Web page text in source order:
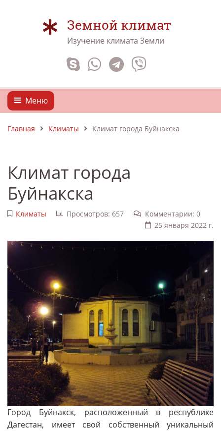
Земной климат
Изучение климата Земли
Меню
Главная Климаты Климат города Буйнакска
Климат города
Буйнакска
Климаты Просмотров: 657
Комментарии: 0
25 января 2022 г.
Город Буйнакск, расположенный в республике
Дагестан, имеет свой собственный уникальный